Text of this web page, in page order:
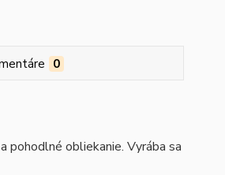
0
pohodlné obliekanie. Vyrába sa